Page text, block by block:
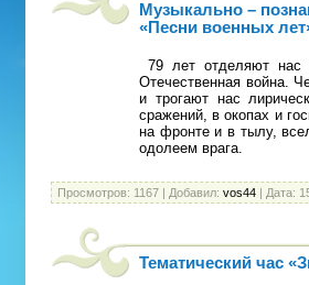
Музыкально –
«Песни военных
79 лет отделяют нас
Отечественная война.
и трогают нас
сражений, в окопах и
на фронте и в тылу,
одолеем врага.
Просмотров: 1167 | Добавил: vos44 | Дата:
Тематический час